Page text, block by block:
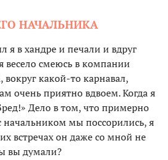
НАЧАЛЬНИКА
в хандре и печали и вдруг
весело смеюсь в компании
какой-то карнавал,
очень приятно вдвоем. Когда я
Дело в том, что примерно
начальником мы поссорились, я
встречах он даже со мной не
вы думали?